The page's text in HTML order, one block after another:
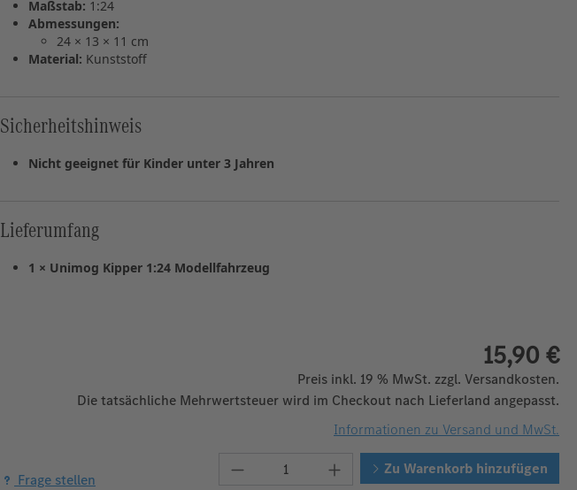
Maßstab: 1:24
Abmessungen:
24 × 13 × 11 cm
Material: Kunststoff
Sicherheitshinweis
Nicht geeignet für Kinder unter 3 Jahren
Lieferumfang
1 × Unimog Kipper 1:24 Modellfahrzeug
15,90 €
Preis inkl. 19 % MwSt. zzgl. Versandkosten.
Die tatsächliche Mehrwertsteuer wird im Checkout nach Lieferland angepasst.
Informationen zu Versand und MwSt.
Produkt Anzahl: Gib denZu Warenkorb hinzufügen
Frage stellen